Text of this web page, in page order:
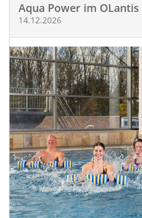
Aqua Power im OLantis
14.12.2026